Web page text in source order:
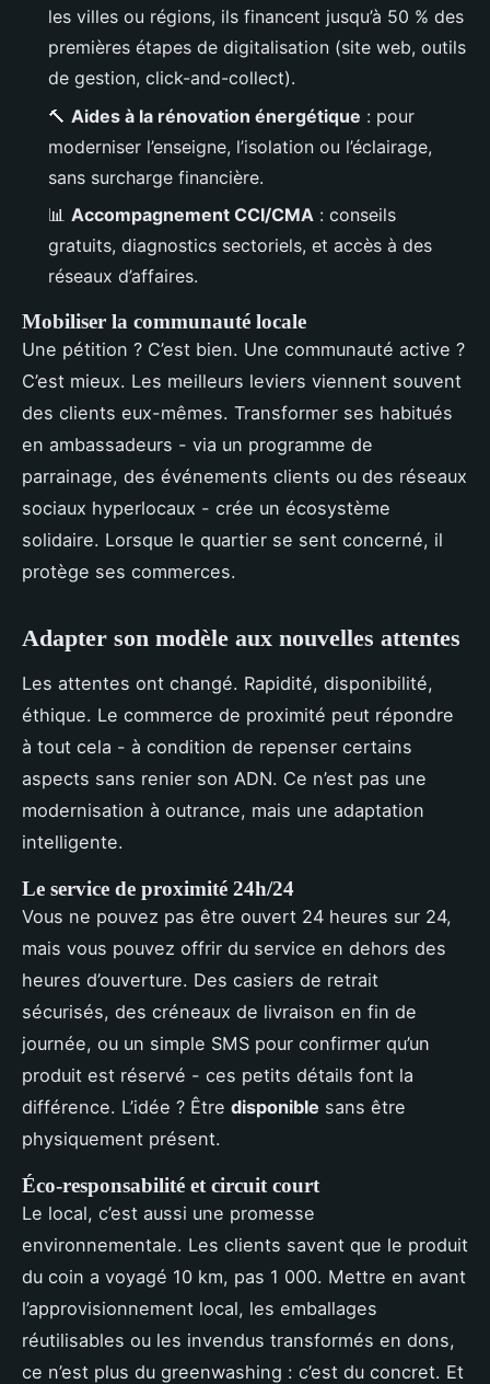
les villes ou régions, ils financent jusqu’à 50 % des
premières étapes de digitalisation (site web, outils
de gestion, click-and-collect).
🔨 Aides à la rénovation énergétique : pour
moderniser l’enseigne, l’isolation ou l’éclairage,
sans surcharge financière.
📊 Accompagnement CCI/CMA : conseils
gratuits, diagnostics sectoriels, et accès à des
réseaux d’affaires.
Mobiliser la communauté locale
Une pétition ? C’est bien. Une communauté active ?
C’est mieux. Les meilleurs leviers viennent souvent
des clients eux-mêmes. Transformer ses habitués
en ambassadeurs - via un programme de
parrainage, des événements clients ou des réseaux
sociaux hyperlocaux - crée un écosystème
solidaire. Lorsque le quartier se sent concerné, il
protège ses commerces.
Adapter son modèle aux nouvelles attentes
Les attentes ont changé. Rapidité, disponibilité,
éthique. Le commerce de proximité peut répondre
à tout cela - à condition de repenser certains
aspects sans renier son ADN. Ce n’est pas une
modernisation à outrance, mais une adaptation
intelligente.
Le service de proximité 24h/24
Vous ne pouvez pas être ouvert 24 heures sur 24,
mais vous pouvez offrir du service en dehors des
heures d’ouverture. Des casiers de retrait
sécurisés, des créneaux de livraison en fin de
journée, ou un simple SMS pour confirmer qu’un
produit est réservé - ces petits détails font la
différence. L’idée ? Être disponible sans être
physiquement présent.
Éco-responsabilité et circuit court
Le local, c’est aussi une promesse
environnementale. Les clients savent que le produit
du coin a voyagé 10 km, pas 1 000. Mettre en avant
l’approvisionnement local, les emballages
réutilisables ou les invendus transformés en dons,
ce n’est plus du greenwashing : c’est du concret. Et